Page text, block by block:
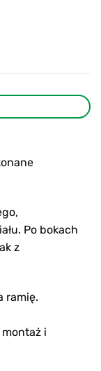
Po bokach
z
ramię.
i